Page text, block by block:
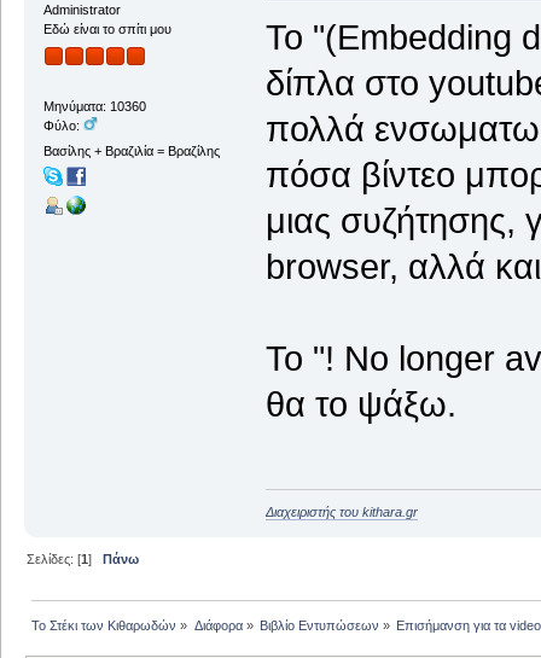
Administrator
Εδώ είναι το σπίτι μου
Μηνύματα: 10360
Φύλο:
Βασίλης + Βραζιλία = Βραζίλης
Το "(Embedding
δίπλα στο
πολλά
πόσα βίντεο
μιας συζήτησης,
browser, αλλά
To "! No longer
θα το ψάξω.
Διαχειριστής του kithara.gr
Σελίδες: [1]Πάνω
Το Στέκι των Κιθαρωδών » Διάφορα» Βιβλίο Εντυπώσεων » Επισήμανση για τα video